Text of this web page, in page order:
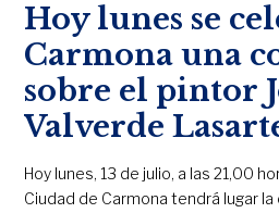
Hoy lunes se
Carmona una
sobre el pintor
Valverde
Hoy lunes, 13 de julio, a las 21,00
Ciudad de Carmona tendrá lugar